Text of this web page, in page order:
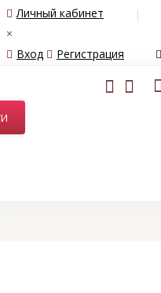
Личный кабинет
×
Вход
Регистрация